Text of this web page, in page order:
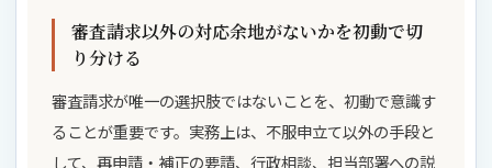
審査請求以外の対応余地がないかを初動で切
り分ける
審査請求が唯一の選択肢ではないことを、初動で意識す
ることが重要です。実務上は、不服申立て以外の手段と
して、再申請・補正の要請、行政相談、担当部署への説